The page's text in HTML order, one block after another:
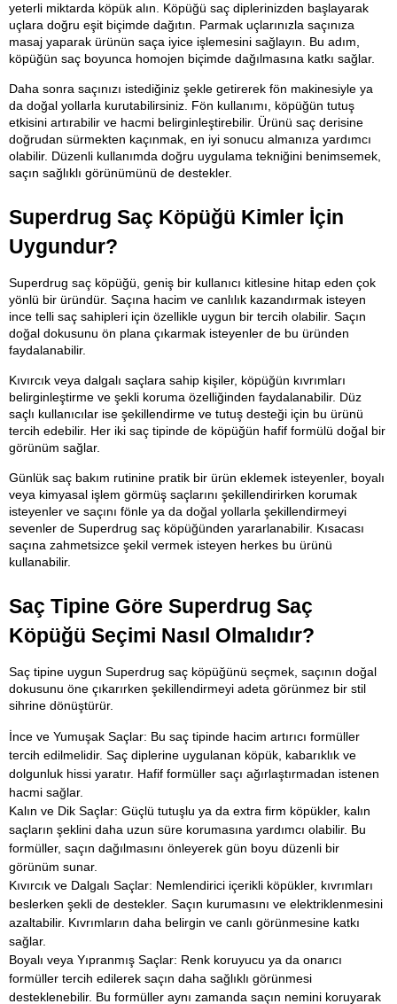
yeterli miktarda köpük alın. Köpüğü saç diplerinizden başlayarak
uçlara doğru eşit biçimde dağıtın. Parmak uçlarınızla saçınıza
masaj yaparak ürünün saça iyice işlemesini sağlayın. Bu adım,
köpüğün saç boyunca homojen biçimde dağılmasına katkı sağlar.
Daha sonra saçınızı istediğiniz şekle getirerek fön makinesiyle ya
da doğal yollarla kurutabilirsiniz. Fön kullanımı, köpüğün tutuş
etkisini artırabilir ve hacmi belirginleştirebilir. Ürünü saç derisine
doğrudan sürmekten kaçınmak, en iyi sonucu almanıza yardımcı
olabilir. Düzenli kullanımda doğru uygulama tekniğini benimsemek,
saçın sağlıklı görünümünü de destekler.
Superdrug Saç Köpüğü Kimler İçin
Uygundur?
Superdrug saç köpüğü, geniş bir kullanıcı kitlesine hitap eden çok
yönlü bir üründür. Saçına hacim ve canlılık kazandırmak isteyen
ince telli saç sahipleri için özellikle uygun bir tercih olabilir. Saçın
doğal dokusunu ön plana çıkarmak isteyenler de bu üründen
faydalanabilir.
Kıvırcık veya dalgalı saçlara sahip kişiler, köpüğün kıvrımları
belirginleştirme ve şekli koruma özelliğinden faydalanabilir. Düz
saçlı kullanıcılar ise şekillendirme ve tutuş desteği için bu ürünü
tercih edebilir. Her iki saç tipinde de köpüğün hafif formülü doğal bir
görünüm sağlar.
Günlük saç bakım rutinine pratik bir ürün eklemek isteyenler, boyalı
veya kimyasal işlem görmüş saçlarını şekillendirirken korumak
isteyenler ve saçını fönle ya da doğal yollarla şekillendirmeyi
sevenler de Superdrug saç köpüğünden yararlanabilir. Kısacası
saçına zahmetsizce şekil vermek isteyen herkes bu ürünü
kullanabilir.
Saç Tipine Göre Superdrug Saç
Köpüğü Seçimi Nasıl Olmalıdır?
Saç tipine uygun Superdrug saç köpüğünü seçmek, saçının doğal
dokusunu öne çıkarırken şekillendirmeyi adeta görünmez bir stil
sihrine dönüştürür.
İnce ve Yumuşak Saçlar: Bu saç tipinde hacim artırıcı formüller
tercih edilmelidir. Saç diplerine uygulanan köpük, kabarıklık ve
dolgunluk hissi yaratır. Hafif formüller saçı ağırlaştırmadan istenen
hacmi sağlar.
Kalın ve Dik Saçlar: Güçlü tutuşlu ya da extra firm köpükler, kalın
saçların şeklini daha uzun süre korumasına yardımcı olabilir. Bu
formüller, saçın dağılmasını önleyerek gün boyu düzenli bir
görünüm sunar.
Kıvırcık ve Dalgalı Saçlar: Nemlendirici içerikli köpükler, kıvrımları
beslerken şekli de destekler. Saçın kurumasını ve elektriklenmesini
azaltabilir. Kıvrımların daha belirgin ve canlı görünmesine katkı
sağlar.
Boyalı veya Yıpranmış Saçlar: Renk koruyucu ya da onarıcı
formüller tercih edilerek saçın daha sağlıklı görünmesi
desteklenebilir. Bu formüller aynı zamanda saçın nemini koruyarak